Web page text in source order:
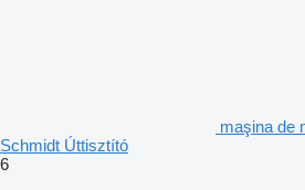
maşina de
Schmidt Úttisztító
6